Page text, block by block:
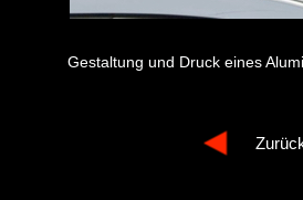
Gestaltung und Druck eines